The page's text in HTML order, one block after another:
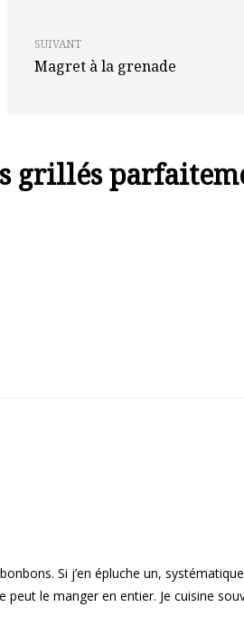
SUIVANT
Magret à la grenade
grillés
Si j’en épluche un,
le manger en entier. Je cuisine